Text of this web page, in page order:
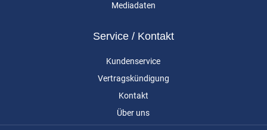
Mediadaten
Service / Kontakt
Kundenservice
Vertragskündigung
Kontakt
Über uns